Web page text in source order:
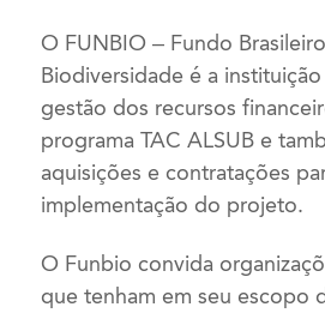
O FUNBIO – Fundo
Biodiversidade é a
gestão dos recursos
programaTAC ALSUB e
aquisições e contratações
implementação do projeto.
O Funbio convida
que tenham em seu escopo